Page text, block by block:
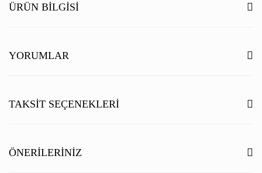
ÜRÜN BILGISI
YORUMLAR
Bu ürüne ilk yorumu siz yapın!
TAKSIT SEÇENEKLERI
ÖNERILERINIZ